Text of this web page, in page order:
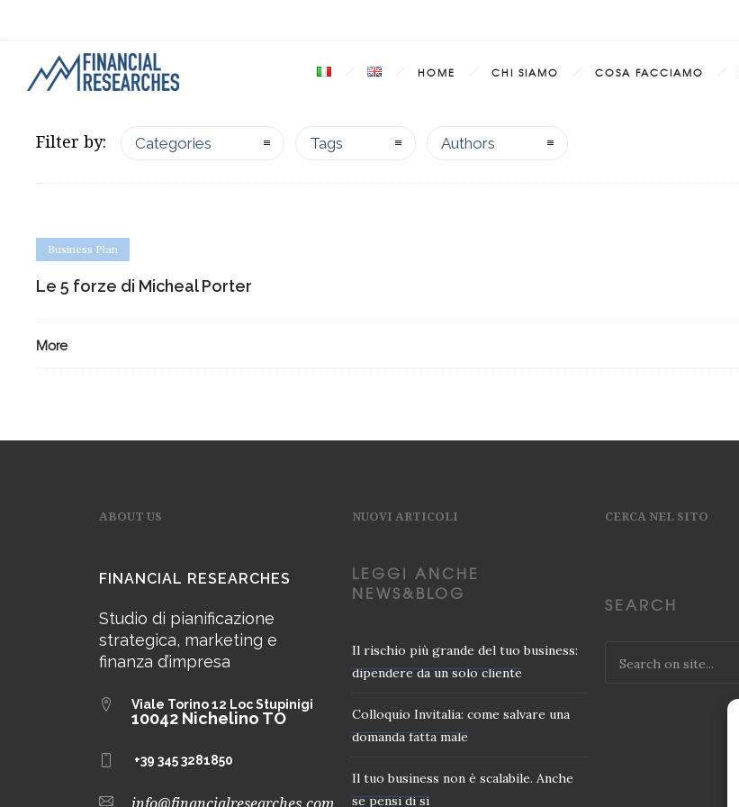
HOME CHI SIAMO COSA FACCIAMO
Filter by: Categories Tags Authors
Business Plan
Le 5 forze di Micheal Porter
More
ABOUT US
FINANCIAL RESEARCHES
Studio di pianificazione
strategica, marketing e
finanza d’impresa
Viale Torino 12 Loc Stupinigi
10042 Nichelino TO
+39 345 3281850
NUOVI ARTICOLI
LEGGI ANCHE
NEWS&BLOG
Il rischio più grande del tuo business:
dipendere da un solo cliente
Colloquio Invitalia: come salvare una
domanda fatta male
Il tuo business non è scalabile. Anche
se pensi di si
CERCA NEL SITO
SEARCH